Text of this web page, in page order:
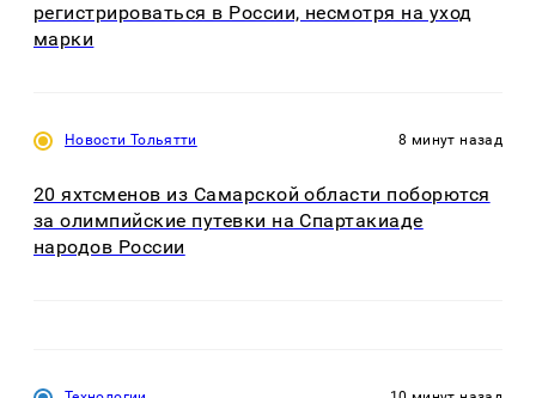
регистрироваться в России, несмотря на уход
марки
Новости Тольятти 8 минут назад
20 яхтсменов из Самарской области поборются
за олимпийские путевки на Спартакиаде
народов России